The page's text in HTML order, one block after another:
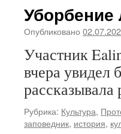
Опубликовано
Участник
вчера увидел
Рубрика: Культура,
заповедник, история,